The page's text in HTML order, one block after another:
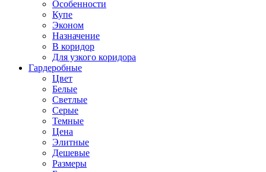
Особенности
Купе
Эконом
Назначение
В коридор
Для узкого коридора
Гардеробные
Цвет
Белые
Светлые
Серые
Темные
Цена
Элитные
Дешевые
Размеры